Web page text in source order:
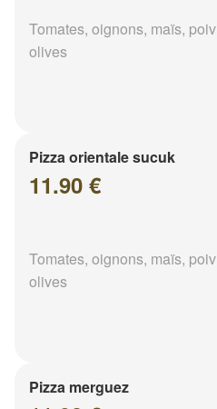
Tomates, oignons, maïs,
olives
Pizza orientale sucuk
11.90 €
Tomates, oignons, maïs,
olives
Pizza merguez